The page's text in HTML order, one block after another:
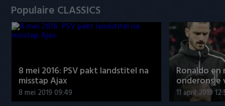
Populaire CLASSICS
8 mei 2016: PSV pakt landstitel na
misstap Ajax
8 mei 2019 09:49
Ronaldo
onderonsje
11 april 2019